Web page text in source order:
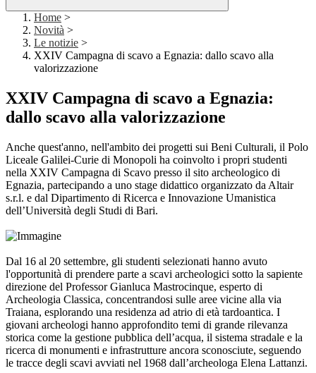
Home >
Novità >
Le notizie >
XXIV Campagna di scavo a Egnazia: dallo scavo alla
valorizzazione
XXIV Campagna di scavo a Egnazia:
dallo scavo alla valorizzazione
Anche quest'anno, nell'ambito dei progetti sui Beni Culturali, il Polo
Liceale Galilei-Curie di Monopoli ha coinvolto i propri studenti
nella XXIV Campagna di Scavo presso il sito archeologico di
Egnazia, partecipando a uno stage didattico organizzato da Altair
s.r.l. e dal Dipartimento di Ricerca e Innovazione Umanistica
dell’Università degli Studi di Bari.
Dal 16 al 20 settembre, gli studenti selezionati hanno avuto
l'opportunità di prendere parte a scavi archeologici sotto la sapiente
direzione del Professor Gianluca Mastrocinque, esperto di
Archeologia Classica, concentrandosi sulle aree vicine alla via
Traiana, esplorando una residenza ad atrio di età tardoantica. I
giovani archeologi hanno approfondito temi di grande rilevanza
storica come la gestione pubblica dell’acqua, il sistema stradale e la
ricerca di monumenti e infrastrutture ancora sconosciute, seguendo
le tracce degli scavi avviati nel 1968 dall’archeologa Elena Lattanzi.